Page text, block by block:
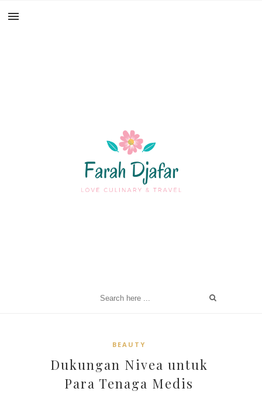
BEAUTY
Dukungan Nivea untuk
Para Tenaga Medis